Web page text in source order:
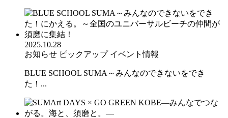
2025.10.28
お知らせ ピックアップ イベント情報
BLUE SCHOOL SUMA～みんなのできないをでき
た！...